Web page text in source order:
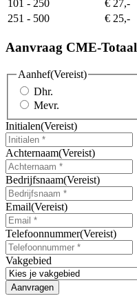
101 - 250
€ 27,-
251 - 500
€ 25,-
Aanvraag CME-Totaal
Aanhef(Vereist)
Dhr.
Mevr.
Initialen(Vereist)
Achternaam(Vereist)
Bedrijfsnaam(Vereist)
Email(Vereist)
Telefoonnummer(Vereist)
Vakgebied